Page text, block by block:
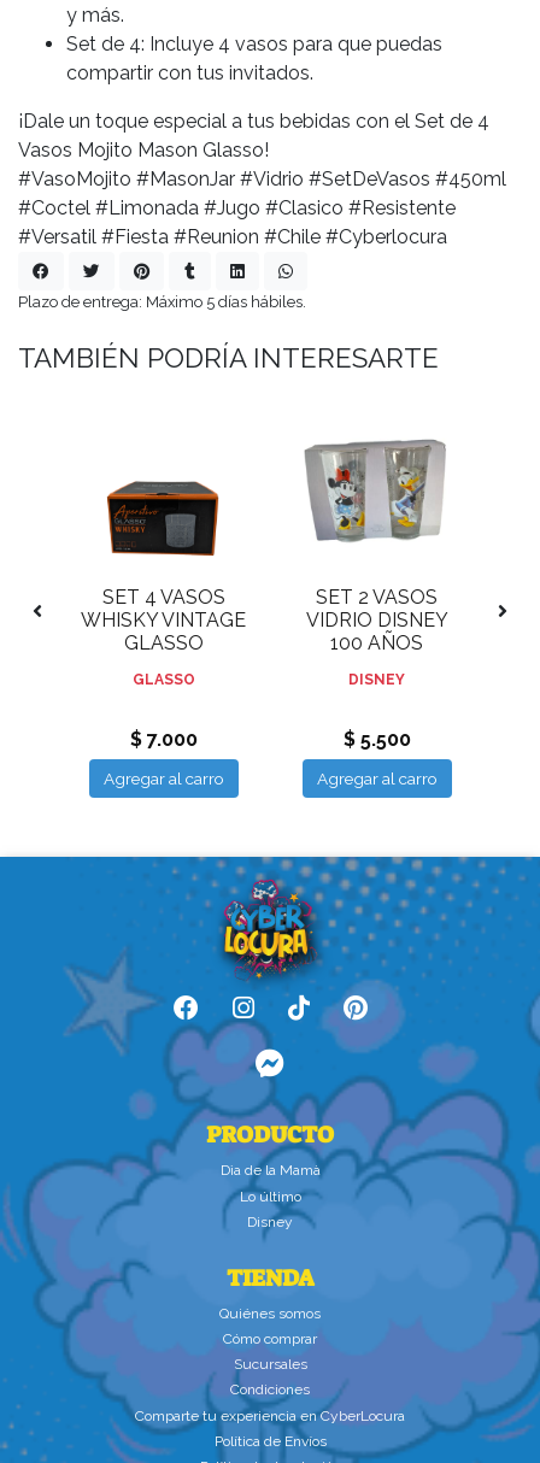
y más.
Set de 4: Incluye 4 vasos para que puedas
compartir con tus invitados.
¡Dale un toque especial a tus bebidas con el Set de 4
Vasos Mojito Mason Glasso!
#VasoMojito #MasonJar #Vidrio #SetDeVasos #450ml
#Coctel #Limonada #Jugo #Clasico #Resistente
#Versatil #Fiesta #Reunion #Chile #Cyberlocura
Plazo de entrega: Máximo 5 días hábiles.
TAMBIÉN PODRÍA INTERESARTE
SET 4 VASOS
WHISKY VINTAGE
GLASSO
GLASSO
$ 7.000
Agregar al carro
SET 2 VASOS
VIDRIO DISNEY
100 AÑOS
DISNEY
$ 5.500
Agregar al carro
PRODUCTO
Dìa de la Mamà
Lo último
Disney
TIENDA
Quiénes somos
Cómo comprar
Sucursales
Condiciones
Comparte tu experiencia en CyberLocura
Política de Envíos